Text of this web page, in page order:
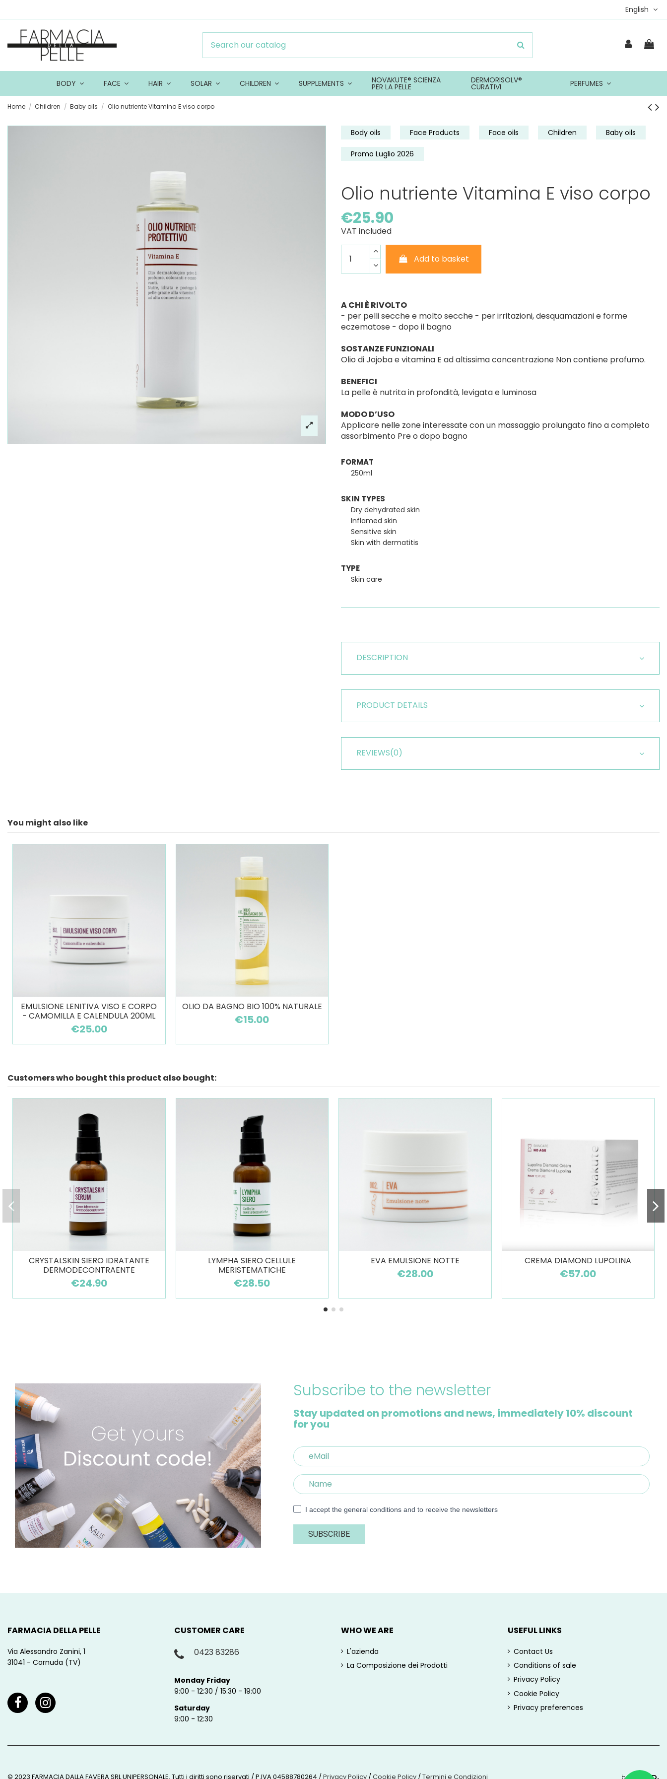
English
BODY FACE HAIR SOLAR CHILDREN SUPPLEMENTS NOVAKUTE® SCIENZA
PER LA PELLE
DERMORISOLV®
CURATIVI PERFUMES
Home Children Baby oils Olio nutriente Vitamina E viso corpo
Body oils Face Products Face oils Children Baby oils
Promo Luglio 2026
Olio nutriente Vitamina E viso corpo
€25.90
VAT included
Add to basket
A CHI È RIVOLTO
- per pelli secche e molto secche - per irritazioni, desquamazioni e forme
eczematose - dopo il bagno
SOSTANZE FUNZIONALI
Olio di Jojoba e vitamina E ad altissima concentrazione Non contiene profumo.
BENEFICI
La pelle è nutrita in profondità, levigata e luminosa
MODO D’USO
Applicare nelle zone interessate con un massaggio prolungato fino a completo
assorbimento Pre o dopo bagno
FORMAT
250ml
SKIN TYPES
Dry dehydrated skin
Inflamed skin
Sensitive skin
Skin with dermatitis
TYPE
Skin care
DESCRIPTION
PRODUCT DETAILS
REVIEWS(0)
You might also like
EMULSIONE LENITIVA VISO E CORPO
- CAMOMILLA E CALENDULA 200ML
€25.00
OLIO DA BAGNO BIO 100% NATURALE
€15.00
Customers who bought this product also bought:
CRYSTALSKIN SIERO IDRATANTE
DERMODECONTRAENTE
€24.90
LYMPHA SIERO CELLULE
MERISTEMATICHE
€28.50
EVA EMULSIONE NOTTE
€28.00
CREMA DIAMOND LUPOLINA
€57.00
Subscribe to the newsletter
Stay updated on promotions and news, immediately 10% discount
for you
I accept the general conditions and to receive the newsletters
SUBSCRIBE
FARMACIA DELLA PELLE
Via Alessandro Zanini, 1
31041 - Cornuda (TV)
CUSTOMER CARE
0423 83286
Monday Friday
9:00 - 12:30 / 15:30 - 19:00
Saturday
9:00 - 12:30
WHO WE ARE
L'azienda
La Composizione dei Prodotti
USEFUL LINKS
Contact Us
Conditions of sale
Privacy Policy
Cookie Policy
Privacy preferences
© 2023 FARMACIA DALLA FAVERA SRL UNIPERSONALE. Tutti i diritti sono riservati / P.IVA 04588780264 / Privacy Policy / Cookie Policy / Termini e Condizioni by ROUND.